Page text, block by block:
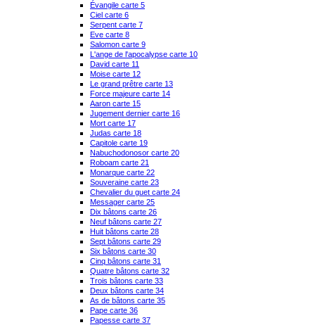
Évangile carte 5
Ciel carte 6
Serpent carte 7
Eve carte 8
Salomon carte 9
L'ange de l'apocalypse carte 10
David carte 11
Moise carte 12
Le grand prêtre carte 13
Force majeure carte 14
Aaron carte 15
Jugement dernier carte 16
Mort carte 17
Judas carte 18
Capitole carte 19
Nabuchodonosor carte 20
Roboam carte 21
Monarque carte 22
Souveraine carte 23
Chevalier du guet carte 24
Messager carte 25
Dix bâtons carte 26
Neuf bâtons carte 27
Huit bâtons carte 28
Sept bâtons carte 29
Six bâtons carte 30
Cinq bâtons carte 31
Quatre bâtons carte 32
Trois bâtons carte 33
Deux bâtons carte 34
As de bâtons carte 35
Pape carte 36
Papesse carte 37